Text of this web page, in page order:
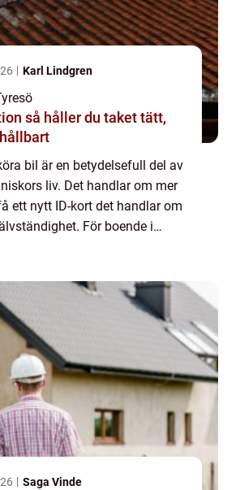
Karl Lindgren
tätt,
bil är en betydelsefull del av
liv. Det handlar om mer
ett nytt ID-kort det handlar om
För boende i
Saga Vinde